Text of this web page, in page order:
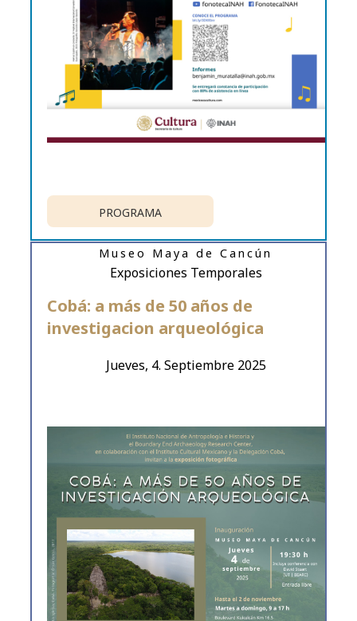
PROGRAMA
Jueves, 4. Septiembre 2025
Cobá: a más de 50 años de
investigacion arqueológica
Exposiciones Temporales
Museo Maya de Cancún